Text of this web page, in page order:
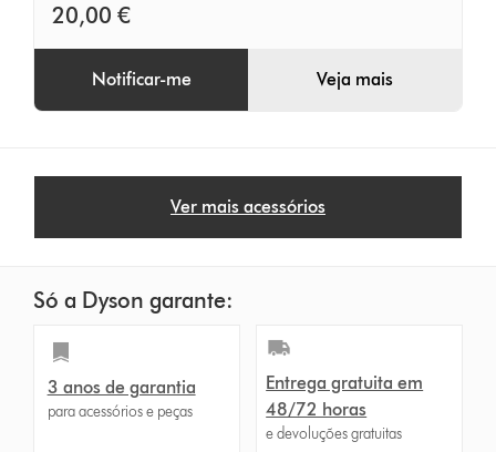
20,00 €
Notificar-me Veja mais
Ver mais acessórios
Só a Dyson garante:
3 anos de garantia
para acessórios e peças
Entrega gratuita em
48/72 horas
e devoluções gratuitas